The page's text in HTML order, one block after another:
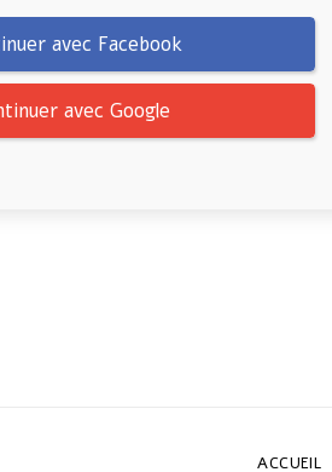
avec Facebook
avec Google
ACCUEIL